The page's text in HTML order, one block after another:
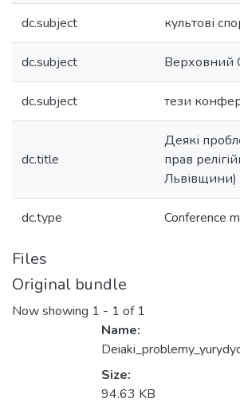
dc.subject культові
dc.subject Верховний
dc.subject тези
dc.title
Деякі
прав
Львівщини)
dc.type Conference
Files
Original bundle
Now showing 1 - 1 of 1
Name:
Size:
94.63 KB